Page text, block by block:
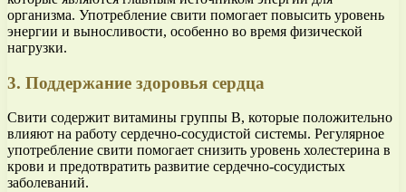
организма. Употребление свити помогает повысить уровень
энергии и выносливости, особенно во время физической
нагрузки.
3. Поддержание здоровья сердца
Свити содержит витамины группы В, которые положительно
влияют на работу сердечно-сосудистой системы. Регулярное
употребление свити помогает снизить уровень холестерина в
крови и предотвратить развитие сердечно-сосудистых
заболеваний.